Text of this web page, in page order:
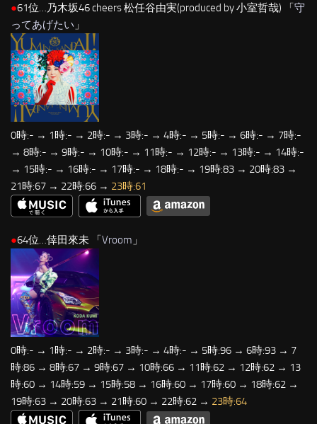
●61位…乃木坂46 cheers 松任谷由実(produced by 小室哲哉) 「守
ってあげたい 」
0時:- → 1時:- → 2時:- → 3時:- → 4時:- → 5時:- → 6時:- → 7時:-
→ 8時:- → 9時:- → 10時:- → 11時:- → 12時:- → 13時:- → 14時:-
→ 15時:- → 16時:- → 17時:- → 18時:- → 19時:83 → 20時:83 →
21時:67 → 22時:66 → 23時:61
●64位…倖田來未 「Vroom 」
0時:- → 1時:- → 2時:- → 3時:- → 4時:- → 5時:96 → 6時:93 → 7
時:86 → 8時:67 → 9時:67 → 10時:66 → 11時:62 → 12時:62 → 13
時:60 → 14時:59 → 15時:58 → 16時:60 → 17時:60 → 18時:62 →
19時:63 → 20時:63 → 21時:60 → 22時:62 → 23時:64